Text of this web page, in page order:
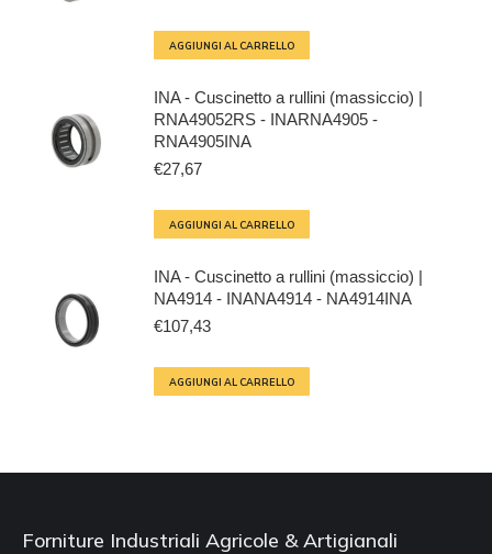
AGGIUNGI AL CARRELLO
INA - Cuscinetto a rullini (massiccio) |
RNA49052RS - INARNA4905 -
RNA4905INA
€27,67
AGGIUNGI AL CARRELLO
INA - Cuscinetto a rullini (massiccio) |
NA4914 - INANA4914 - NA4914INA
€107,43
AGGIUNGI AL CARRELLO
Forniture Industriali Agricole & Artigianali